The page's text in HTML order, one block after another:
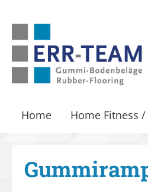
Home Home Fitness